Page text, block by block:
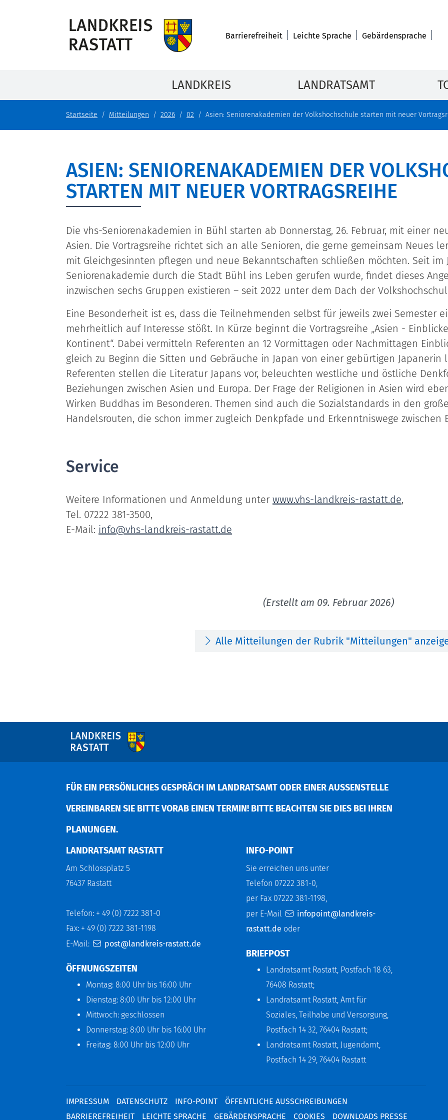
Barrierefreiheit Leichte Sprache Gebärdensprache
LANDKREIS LANDRATSAMT
Startseite Mitteilungen 2026 02 Asien: Seniorenakademien der Volkshochschule starten mit neuer
ASIEN: SENIORENAKADEMIEN DER
STARTEN MIT NEUER VORTRAGSREIHE
Die vhs-Seniorenakademien in Bühl starten ab Donnerstag, 26. Februar, mit einer
Asien. Die Vortragsreihe richtet sich an alle Senioren, die gerne gemeinsam Neues
mit Gleichgesinnten pflegen und neue Bekanntschaften schließen möchten. Seit im
Seniorenakademie durch die Stadt Bühl ins Leben gerufen wurde, findet dieses
inzwischen sechs Gruppen existieren – seit 2022 unter dem Dach der
Eine Besonderheit ist es, dass die Teilnehmenden selbst für jeweils zwei Semester
mehrheitlich auf Interesse stößt. In Kürze beginnt die Vortragsreihe „Asien -
Kontinent“. Dabei vermitteln Referenten an 12 Vormittagen oder Nachmittagen
gleich zu Beginn die Sitten und Gebräuche in Japan von einer gebürtigen Japanerin
Referenten stellen die Literatur Japans vor, beleuchten westliche und östliche
Beziehungen zwischen Asien und Europa. Der Frage der Religionen in Asien wird
Wirken Buddhas im Besonderen. Themen sind auch die Sozialstandards in den
Handelsrouten, die schon immer zugleich Denkpfade und Erkenntniswege zwischen
Service
Weitere Informationen und Anmeldung unter www.vhs-landkreis-rastatt.de,
Tel. 07222 381-3500,
E-Mail: info@vhs-landkreis-rastatt.de
(Erstellt am 09. Februar 2026)
Alle Mitteilungen der Rubrik "Mitteilungen"
FÜR EIN PERSÖNLICHES GESPRÄCH IM LANDRATSAMT ODER EINER AUSSENSTELLE V
EREINBAREN SIE BITTE VORAB EINEN TERMIN! BITTE BEACHTEN SIE DIES BEI IHREN P
LANUNGEN.
LANDRATSAMT RASTATT
Am Schlossplatz 5
76437 Rastatt
Telefon: + 49 (0) 7222 381-0
Fax: + 49 (0) 7222 381-1198
E-Mail:
post@landkreis-rastatt.de
ÖFFNUNGSZEITEN
Montag: 8:00 Uhr bis 16:00 Uhr
Dienstag: 8:00 Uhr bis 12:00 Uhr
Mittwoch: geschlossen
Donnerstag: 8:00 Uhr bis 16:00 Uhr
Freitag: 8:00 Uhr bis 12:00 Uhr
INFO-POINT
Sie erreichen uns unter
Telefon 07222 381-0,
per Fax 07222 381-1198,
per E-Mail
infopoint@landkreis-
rastatt.de oder
BRIEFPOST
Landratsamt Rastatt, Postfach 18 63,
76408 Rastatt;
Landratsamt Rastatt, Amt für
Soziales, Teilhabe und Versorgung,
Postfach 14 32, 76404 Rastatt;
Landratsamt Rastatt, Jugendamt,
Postfach 14 29, 76404 Rastatt
IMPRESSUM DATENSCHUTZ INFO-POINT
ÖFFENTLICHE AUSSCHREIBUNGEN
BARRIEREFREIHEIT
LEICHTE SPRACHE GEBÄRDENSPRACHE COOKIES DOWNLOADS PRESSE